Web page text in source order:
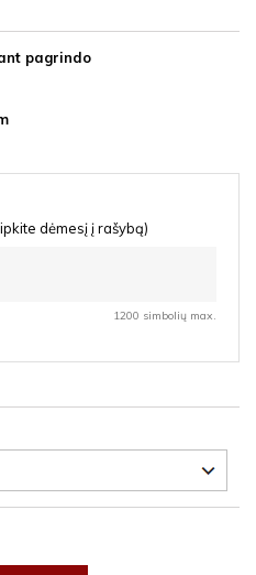
pagrindo
dėmesį į rašybą)
1200 simbolių max.